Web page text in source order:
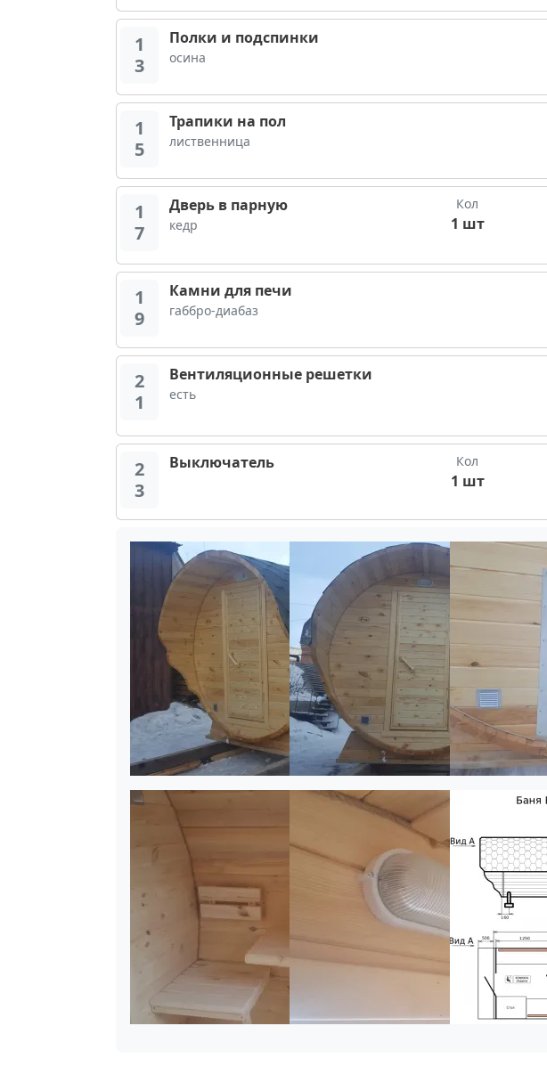
1
3
Полки и подспинки
осина
1
5
Трапики на пол
лиственница
1
7
Дверь в парную
кедр
Кол
1 шт
1
9
Камни для печи
габбро-диабаз
2
1
Вентиляционные решетки
есть
2
3
Выключатель Кол
1 шт